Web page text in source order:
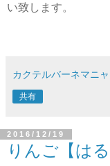
い致します。
カクテルバーネマニャ
共有
2016/12/19
りんご【はる